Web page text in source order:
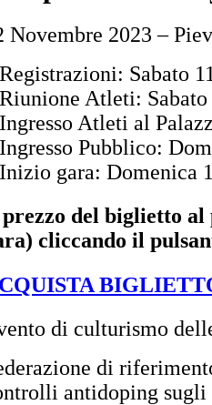
Novembre 2023 –
Sabato
Atleti:
Atleti al
Pubblico:
gara: Domenica
del biglietto al
cliccando il
di culturismo
di
antidoping sugli